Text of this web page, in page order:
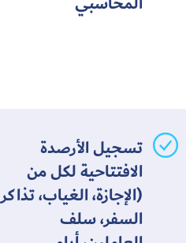
تسجيل الأرصدة
الافتتاحية لكل من
(الإجازة، الغياب، تذاكر
السفر، سلف